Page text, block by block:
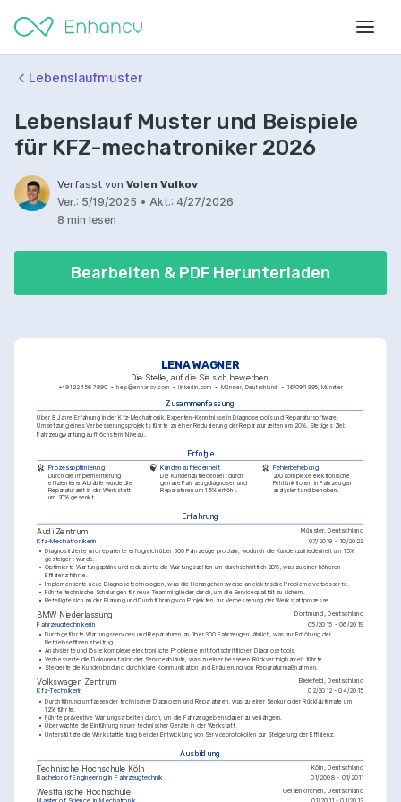
Lebenslaufmuster
Lebenslauf Muster und Beispiele
für KFZ-mechatroniker 2026
Verfasst von Volen Vulkov
Ver.: 5/19/2025 • Akt.: 4/27/2026
8 min lesen
Bearbeiten & PDF Herunterladen
LENA WAGNER
Die Stelle, auf die Sie sich bewerben.
+49 123 456 7890 help@enhancv.com linkedin.com Münster, Deutschland 16/09/1995, Münster
Zusammenfassung
Über 8 Jahre Erfahrung in der Kfz-Mechatronik. Experten-Kenntnisse in Diagnosetools und Reparatursoftware.
Umsetzung eines Verbesserungsprojekts führte zu einer Reduzierung der Reparaturzeiten um 20%. Stetiges Ziel:
Fahrzeugwartung auf höchstem Niveau.
Erfolge
Prozessoptimierung
Durch die Implementierung
effizienterer Abläufe wurde die
Reparaturzeit in der Werkstatt
um 20% gesenkt.
Kundenzufriedenheit
Die Kundenzufriedenheit durch
genaue Fahrzeugdiagnosen und
Reparaturen um 15% erhöht.
Fehlerbehebung
200 komplexe elektronische
Fehlfunktionen in Fahrzeugen
analysiert und behoben.
Erfahrung
Audi Zentrum
Münster, Deutschland
Kfz-Mechatronikerin
07/2019 - 10/2023
• Diagnostizierte und reparierte erfolgreich über 500 Fahrzeuge pro Jahr, wodurch die Kundenzufriedenheit um 15%
gesteigert wurde.
• Optimierte Wartungspläne und reduzierte die Wartungszeiten um durchschnittlich 20%, was zu einer höheren
Effizienz führte.
• Implementierte neue Diagnosetechnologien, was die Herangehensweise an elektrische Probleme verbesserte.
• Führte technische Schulungen für neue Teammitglieder durch, um die Servicequalität zu sichern.
• Beteiligte sich an der Planung und Durchführung von Projekten zur Verbesserung der Werkstattprozesse.
BMW Niederlassung Dortmund, Deutschland
Fahrzeugtechnikerin 05/2015 - 06/2019
• Durchgeführte Wartungsservices und Reparaturen an über 300 Fahrzeugen jährlich, was zur Erhöhung der
Betriebseffizienz beitrug.
• Analysierte und löste komplexe elektronische Probleme mit fortschrittlichen Diagnosetools.
• Verbesserte die Dokumentation der Serviceabläufe, was zu einer besseren Rückverfolgbarkeit führte.
• Steigerte die Kundenbindung durch klare Kommunikation und Erläuterung von Reparaturmaßnahmen.
Volkswagen Zentrum Bielefeld, Deutschland
Kfz-Technikerin 02/2012 - 04/2015
• Durchführung umfassender technischer Diagnosen und Reparaturen, was zu einer Senkung der Rückläuferrate um
12% führte.
• Führte präventive Wartungsarbeiten durch, um die Fahrzeuglebensdauer zu verlängern.
• Überwachte die Einführung neuer technischer Geräte in der Werkstatt.
• Unterstützte die Werkstattleitung bei der Entwicklung von Serviceprotokollen zur Steigerung der Effizienz.
Ausbildung
Technische Hochschule Köln
Köln, Deutschland
Bachelor of Engineering in Fahrzeugtechnik 01/2008 - 01/2011
Westfälische Hochschule
Gelsenkirchen, Deutschland